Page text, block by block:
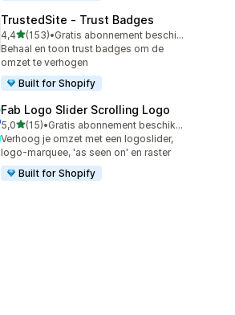
TrustedSite ‑ Trust Badges
4,4van 5 sterren
(153)
153 recensies in totaal
•
Gratis abonnement beschikbaar
Behaal en toon trust badges om de
omzet te verhogen
Built for Shopify
Fab Logo Slider Scrolling Logo
5,0van 5 sterren
(15)
15 recensies in totaal
•
Gratis abonnement beschikbaar
Verhoog je omzet met een logoslider,
logo-marquee, 'as seen on' en raster
Built for Shopify